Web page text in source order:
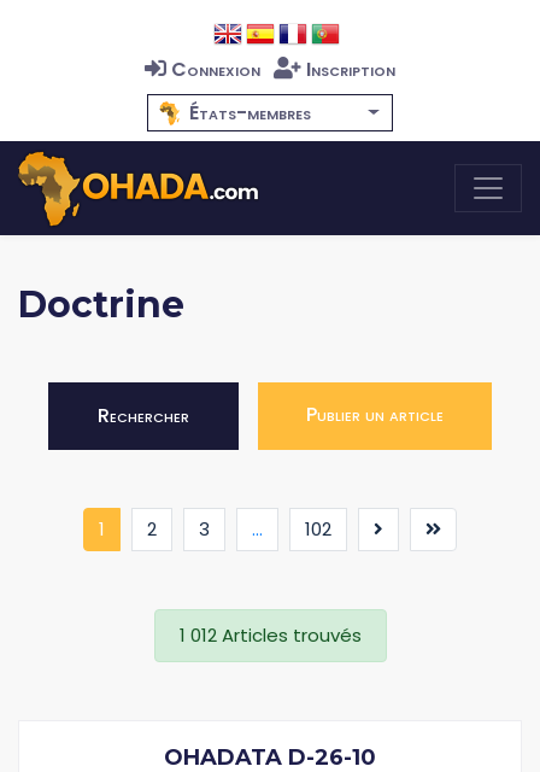
Connexion
Inscription
États-membres
Doctrine
Rechercher Publier un article
1 (current)
2 3 ... 102
1 012 Articles trouvés
OHADATA D-26-10